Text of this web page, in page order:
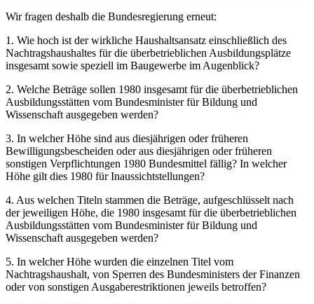
Wir fragen deshalb die Bundesregierung erneut:
1. Wie hoch ist der wirkliche Haushaltsansatz einschließlich des
Nachtragshaushaltes für die überbetrieblichen Ausbildungsplätze
insgesamt sowie speziell im Baugewerbe im Augenblick?
2. Welche Beträge sollen 1980 insgesamt für die überbetrieblichen
Ausbildungsstätten vom Bundesminister für Bildung und
Wissenschaft ausgegeben werden?
3. In welcher Höhe sind aus diesjährigen oder früheren
Bewilligungsbescheiden oder aus diesjährigen oder früheren
sonstigen Verpflichtungen 1980 Bundesmittel fällig? In welcher
Höhe gilt dies 1980 für Inaussichtstellungen?
4. Aus welchen Titeln stammen die Beträge, aufgeschlüsselt nach
der jeweiligen Höhe, die 1980 insgesamt für die überbetrieblichen
Ausbildungsstätten vom Bundesminister für Bildung und
Wissenschaft ausgegeben werden?
5. In welcher Höhe wurden die einzelnen Titel vom
Nachtragshaushalt, von Sperren des Bundesministers der Finanzen
oder von sonstigen Ausgaberestriktionen jeweils betroffen?